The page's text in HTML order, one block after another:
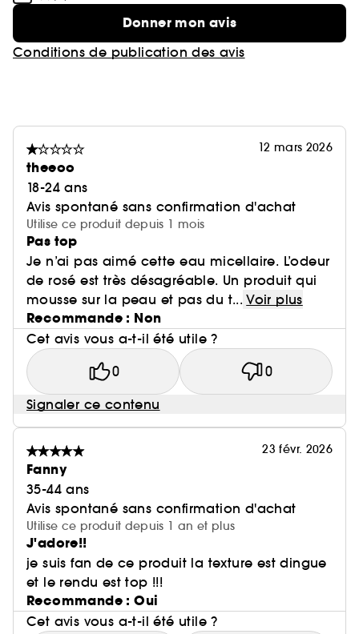
Donner mon avis
Conditions de publication des avis
12 mars 2026
theeoo
18-24 ans
Avis spontané sans confirmation d'achat
Utilise ce produit depuis 1 mois
Pas top
Je n’ai pas aimé cette eau micellaire. L’odeur
de rosé est très désagréable. Un produit qui
mousse sur la peau et pas du t... Voir plus
Recommande : Non
Cet avis vous a-t-il été utile ?
0 0
Signaler ce contenu
23 févr. 2026
Fanny
35-44 ans
Avis spontané sans confirmation d'achat
Utilise ce produit depuis 1 an et plus
J'adore!!
je suis fan de ce produit la texture est dingue
et le rendu est top !!!
Recommande : Oui
Cet avis vous a-t-il été utile ?